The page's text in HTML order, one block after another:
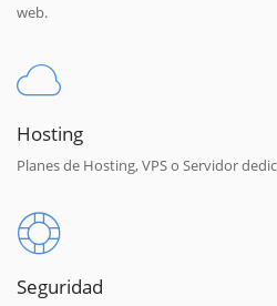
web.
Hosting
Planes de Hosting, VPS o Servidor
Seguridad